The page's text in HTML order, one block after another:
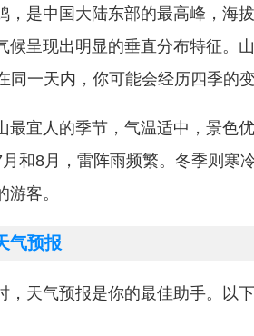
，是中国大陆东部的最高峰，海
候呈现出明显的垂直分布特征。
同一天内，你可能会经历四季的
最宜人的季节，气温适中，景色
和8月，雷阵雨频繁。冬季则寒
客。
气预报
，天气预报是你的最佳助手。以